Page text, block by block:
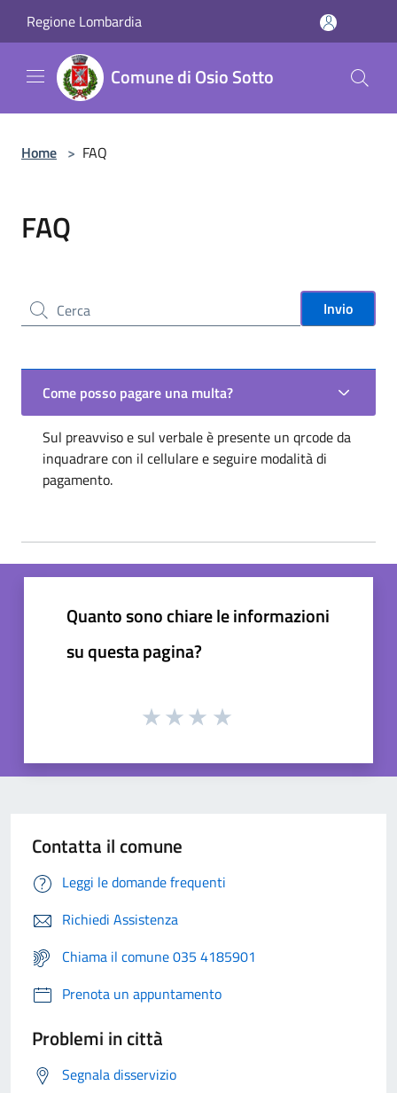
Regione Lombardia
Comune di Osio Sotto
Home > FAQ
FAQ
Cerca nel sito Invio
Come posso pagare una multa?
Sul preavviso e sul verbale è presente un qrcode da
inquadrare con il cellulare e seguire modalità di
pagamento.
Quanto sono chiare le informazioni
su questa pagina?
Contatta il comune
Leggi le domande frequenti
Richiedi Assistenza
Chiama il comune 035 4185901
Prenota un appuntamento
Problemi in città
Segnala disservizio